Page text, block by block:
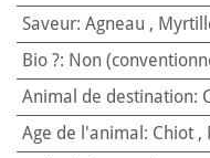
Saveur: Agneau ,
Bio ?: Non
Animal de destination:
Age de l'animal : Chiot,